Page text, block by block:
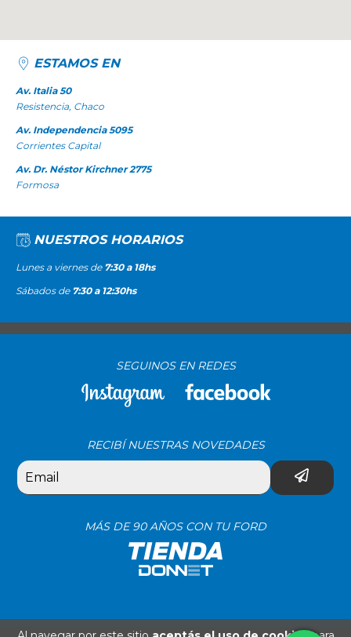
ESTAMOS EN
Av. Italia 50
Resistencia, Chaco
Av. Independencia 5095
Corrientes Capital
Av. Dr. Néstor Kirchner 2775
Formosa
NUESTROS HORARIOS
Lunes a viernes de 7:30 a 18hs
Sábados de 7:30 a 12:30hs
SEGUINOS EN REDES
RECIBÍ NUESTRAS NOVEDADES
MÁS DE 90 AÑOS CON TU FORD